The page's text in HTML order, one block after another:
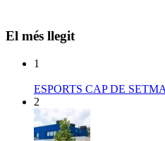
El més llegit
1
ESPORTS CAP DE
2